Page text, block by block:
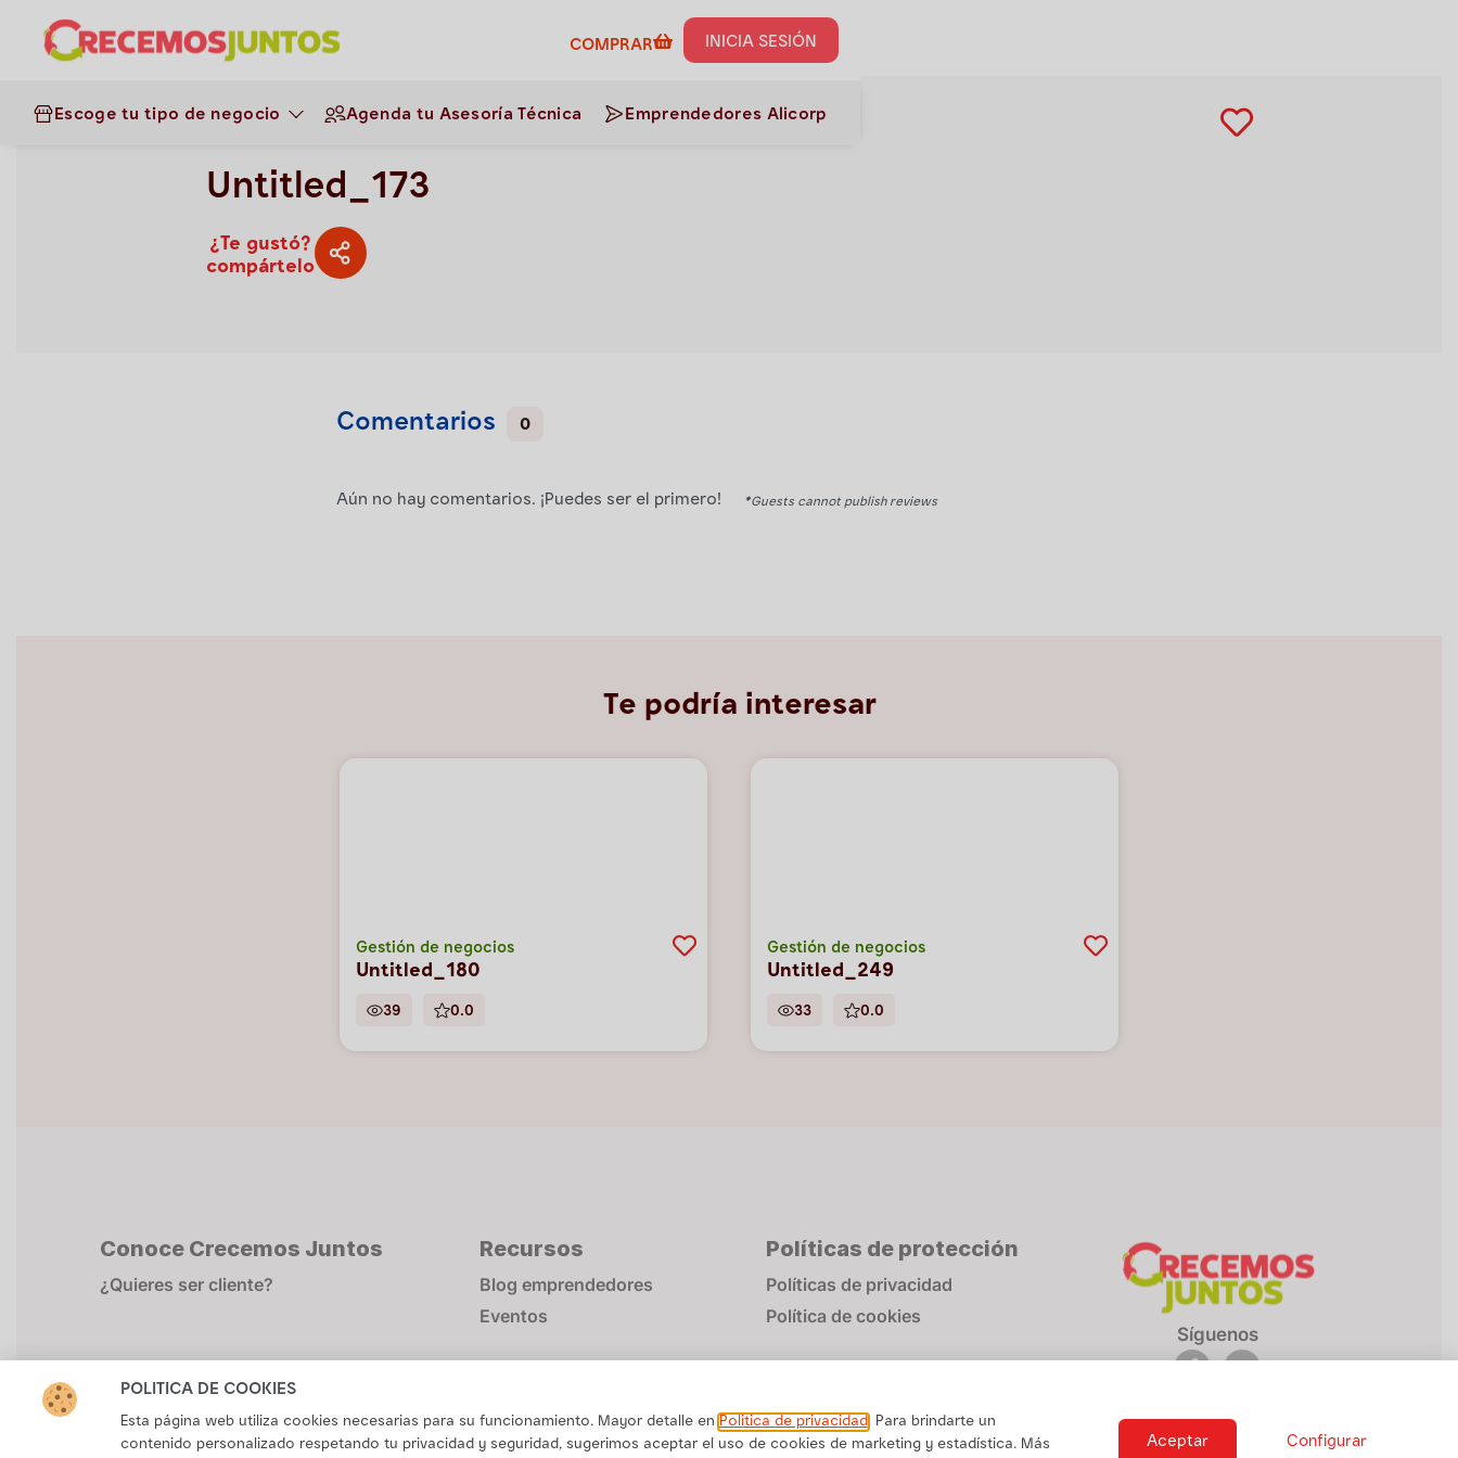
COMPRAR INICIA SESIÓN
Escoge tu tipo de negocio Agenda tu Asesoría Técnica Emprendedores Alicorp
Gestión de negocios
43 0.0
Untitled_173
¿Te gustó?
compártelo
Comentarios 0
Aún no hay comentarios. ¡Puedes ser el primero! *Guests cannot publish reviews
Te podría interesar
Gestión de negocios
Untitled_180
39 0.0
Gestión de negocios
Untitled_249
33 0.0
Conoce Crecemos Juntos
¿Quieres ser cliente?
Recursos
Blog emprendedores
Eventos
Políticas de protección
Políticas de privacidad
Política de cookies
Síguenos
POLÍTICA DE COOKIES
Esta página web utiliza cookies necesarias para su funcionamiento. Mayor detalle en Politica de privacidad. Para brindarte un
contenido personalizado respetando tu privacidad y seguridad, sugerimos aceptar el uso de cookies de marketing y estadística. Más
Aceptar Configurar